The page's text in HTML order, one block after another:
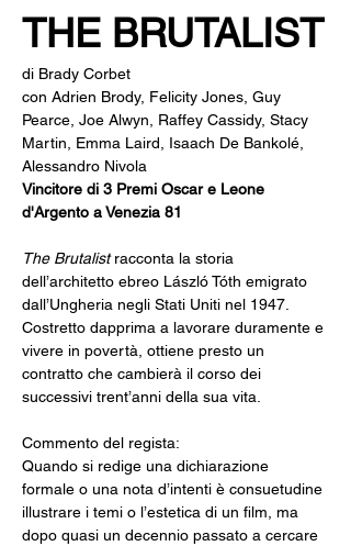
THE BRUTALIST
di Brady Corbet
con Adrien Brody, Felicity Jones, Guy
Pearce, Joe Alwyn, Raffey Cassidy, Stacy
Martin, Emma Laird, Isaach De Bankolé,
Alessandro Nivola
Vincitore di 3 Premi Oscar e Leone
d'Argento a Venezia 81
The Brutalist racconta la storia
dell’architetto ebreo László Tóth emigrato
dall’Ungheria negli Stati Uniti nel 1947.
Costretto dapprima a lavorare duramente e
vivere in povertà, ottiene presto un
contratto che cambierà il corso dei
successivi trent’anni della sua vita.
Commento del regista:
Quando si redige una dichiarazione
formale o una nota d’intenti è consuetudine
illustrare i temi o l’estetica di un film, ma
dopo quasi un decennio passato a cercare